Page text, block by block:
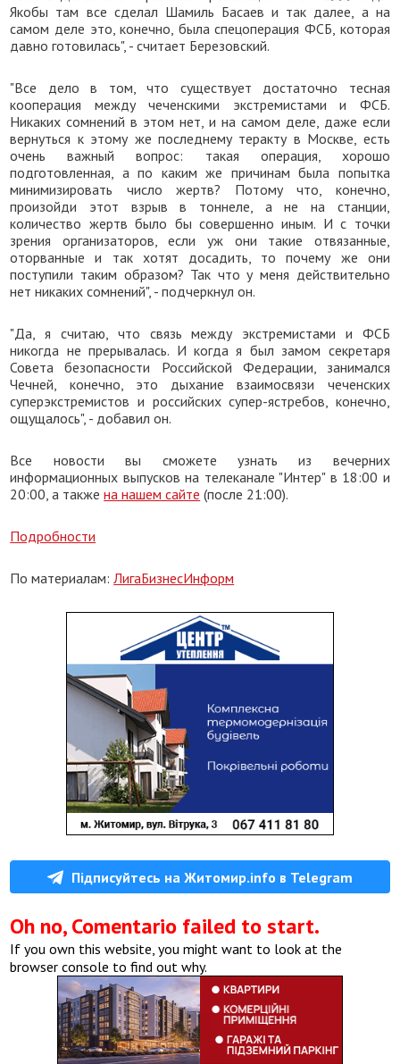
Якобы там все сделал Шамиль Басаев и так далее, а на
самом деле это, конечно, была спецоперация ФСБ, которая
давно готовилась", - считает Березовский.
"Все дело в том, что существует достаточно тесная
кооперация между чеченскими экстремистами и ФСБ.
Никаких сомнений в этом нет, и на самом деле, даже если
вернуться к этому же последнему теракту в Москве, есть
очень важный вопрос: такая операция, хорошо
подготовленная, а по каким же причинам была попытка
минимизировать число жертв? Потому что, конечно,
произойди этот взрыв в тоннеле, а не на станции,
количество жертв было бы совершенно иным. И с точки
зрения организаторов, если уж они такие отвязанные,
оторванные и так хотят досадить, то почему же они
поступили таким образом? Так что у меня действительно
нет никаких сомнений", - подчеркнул он.
"Да, я считаю, что связь между экстремистами и ФСБ
никогда не прерывалась. И когда я был замом секретаря
Совета безопасности Российской Федерации, занимался
Чечней, конечно, это дыхание взаимосвязи чеченских
суперэкстремистов и российских супер-ястребов, конечно,
ощущалось", - добавил он.
Все новости вы сможете узнать из вечерних
информационных выпусков на телеканале "Интер" в 18:00 и
20:00, а такжена нашем сайте (после 21:00).
Подробности
По материалам:ЛигаБизнесИнформ
Підписуйтесь на Житомир.info в Telegram
Oh no, Comentario failed to start.
If you own this website, you might want to look at the
browser console to find out why.